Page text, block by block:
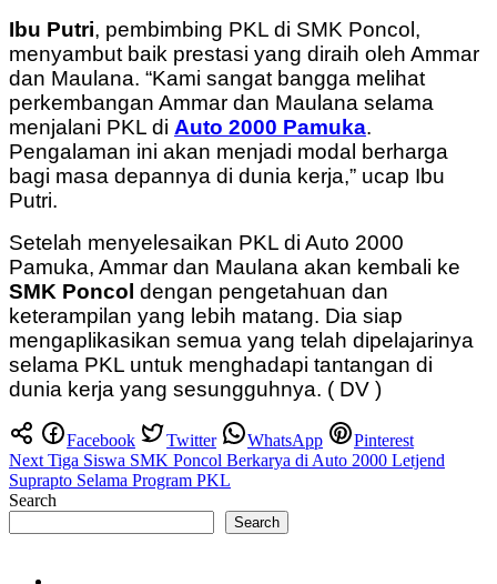
Ibu Putri, pembimbing PKL di SMK Poncol,
menyambut baik prestasi yang diraih oleh Ammar
dan Maulana. “Kami sangat bangga melihat
perkembangan Ammar dan Maulana selama
menjalani PKL di Auto 2000 Pamuka.
Pengalaman ini akan menjadi modal berharga
bagi masa depannya di dunia kerja,” ucap Ibu
Putri.
Setelah menyelesaikan PKL di Auto 2000
Pamuka, Ammar dan Maulana akan kembali ke
SMK Poncol dengan pengetahuan dan
keterampilan yang lebih matang. Dia siap
mengaplikasikan semua yang telah dipelajarinya
selama PKL untuk menghadapi tantangan di
dunia kerja yang sesungguhnya. ( DV )
Facebook Twitter WhatsApp Pinterest
Post
navigation
Next Tiga Siswa SMK Poncol Berkarya di Auto 2000 Letjend
Suprapto Selama Program PKL
Search
Search